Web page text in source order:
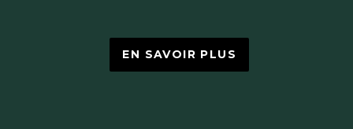
EN SAVOIR PLUS